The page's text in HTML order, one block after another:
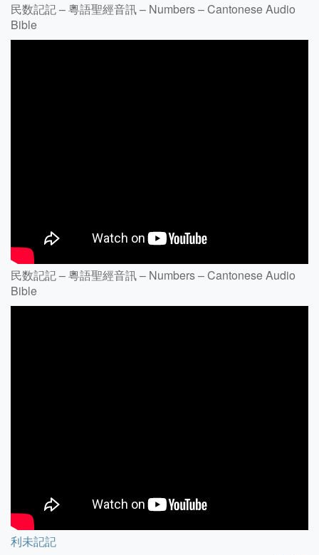
民数記記 – 粵語聖經音訊 – Numbers – Cantonese Audio
Bible
民数記記 – 粵語聖經音訊 – Numbers – Cantonese Audio
Bible
利未記記